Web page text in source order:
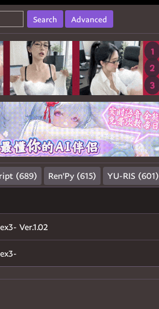
Search Advanced
(689) Ren'Py (615) YU-RIS (601)
Ver.1.02